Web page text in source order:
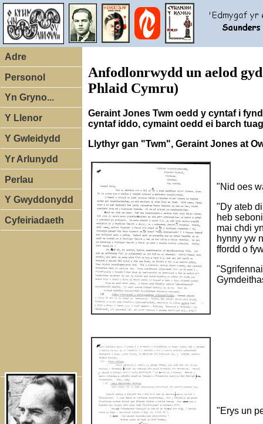
Adre
Personol
Yn Gryno...
Y Llenor
Y Gwleidydd
Yr Arlunydd
Perlau
Y Gwyddonydd
Cyfeiriadaeth
Anfodlonrwydd un aelod
Phlaid Cymru)
Geraint Jones Twm oedd y cyntaf i
cyntaf iddo, cymaint oedd ei barch
Llythyr gan "Twm", Geraint Jones at
"Nid oes
"Dy ateb
heb
mai chdi
hynny yw
ffordd o
"Erys un